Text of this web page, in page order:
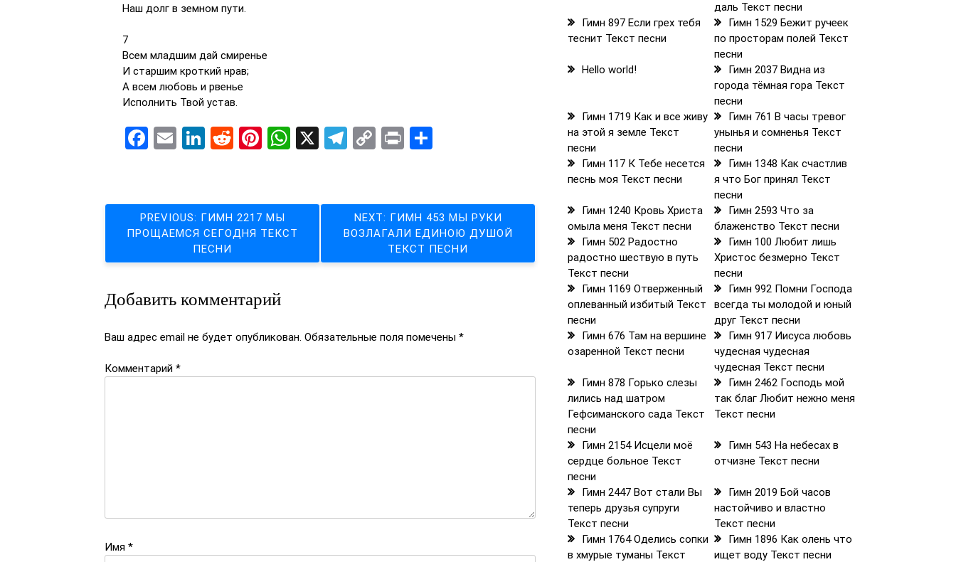
Наш долг в земном пути.
7
Всем младшим дай смиренье
И старшим кроткий нрав;
А всем любовь и рвенье
Исполнить Твой устав.
Facebook
EmailLinkedIn
RedditPinterest
WhatsApp
X Telegram
Copy
Print
Навигация
PREVIOUS: ГИМН 2217 МЫ
ПРОЩАЕМСЯ СЕГОДНЯ ТЕКСТ
ПЕСНИ
NEXT: ГИМН 453 МЫ РУКИ
ВОЗЛАГАЛИ ЕДИНОЮ ДУШОЙ
ТЕКСТ ПЕСНИ
Добавить комментарий
Ваш адрес email не будет опубликован. Обязательные поля помечены *
Комментарий *
Имя *
даль Текст песни
Гимн 897 Если грех тебя
теснит Текст песни
Гимн 1529 Бежит ручеек
по просторам полей Текст
песни
Hello world!
Гимн 2037 Видна из
города тёмная гора Текст
песни
Гимн 1719 Как и все живу
на этой я земле Текст
песни
Гимн 761 В часы тревог
унынья и сомненья Текст
песни
Гимн 117 К Тебе несется
песнь моя Текст песни
Гимн 1348 Как счастлив
я что Бог принял Текст
песни
Гимн 1240 Кровь Христа
омыла меня Текст песни
Гимн 2593 Что за
блаженство Текст песни
Гимн 502 Радостно
радостно шествую в путь
Текст песни
Гимн 100 Любит лишь
Христос безмерно Текст
песни
Гимн 1169 Отверженный
оплеванный избитый Текст
песни
Гимн 992 Помни Господа
всегда ты молодой и юный
друг Текст песни
Гимн 676 Там на вершине
озаренной Текст песни
Гимн 917 Иисуса любовь
чудесная чудесная
чудесная Текст песни
Гимн 878 Горько слезы
лились над шатром
Гефсиманского сада Текст
песни
Гимн 2462 Господь мой
так благ Любит нежно меня
Текст песни
Гимн 2154 Исцели моё
сердце больное Текст
песни
Гимн 543 На небесах в
отчизне Текст песни
Гимн 2447 Вот стали Вы
теперь друзья супруги
Текст песни
Гимн 2019 Бой часов
настойчиво и властно
Текст песни
Гимн 1764 Оделись сопки
в хмурые туманы Текст
Гимн 1896 Как олень что
ищет воду Текст песни